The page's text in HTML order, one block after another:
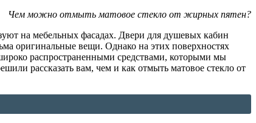
Чем можно отмыть матовое стекло от жирных пятен?
на мебельных фасадах. Двери для душевых кабин
оригинальные вещи. Однако на этих поверхностях
распространенными средствами, которыми мы
рассказать вам, чем и как отмыть матовое стекло от